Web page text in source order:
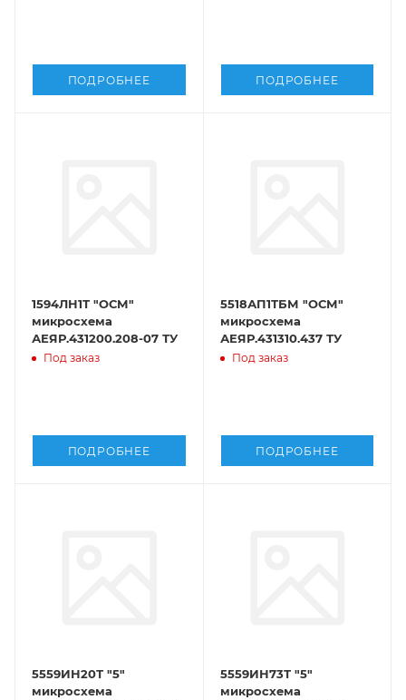
ПОДРОБНЕЕ ПОДРОБНЕЕ
1594ЛН1Т "ОСМ"
микросхема
АЕЯР.431200.208-07 ТУ
Под заказ
ПОДРОБНЕЕ
5518АП1ТБМ "ОСМ"
микросхема
АЕЯР.431310.437 ТУ
Под заказ
ПОДРОБНЕЕ
5559ИН20Т "5"
микросхема
5559ИН73Т "5"
микросхема